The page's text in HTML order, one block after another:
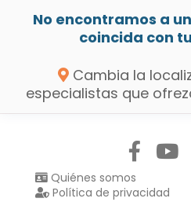
No encontramos a
coincida con
Cambia la
especialistas que
Quiénes somos
Política de privacidad